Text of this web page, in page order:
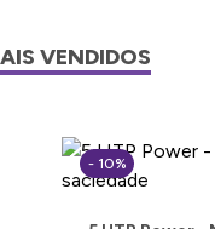
VENDIDOS
- 10%